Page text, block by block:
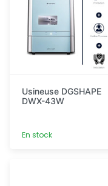
Usineuse DGSHAPE
DWX-43W
En stock